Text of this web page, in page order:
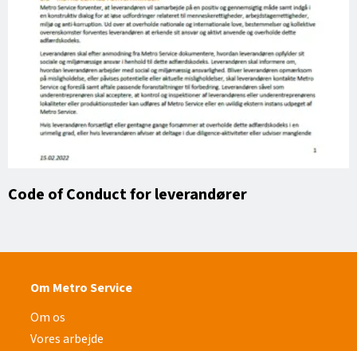
Code of Conduct for leverandører
Om Metro Service
Om os
Vores arbejde